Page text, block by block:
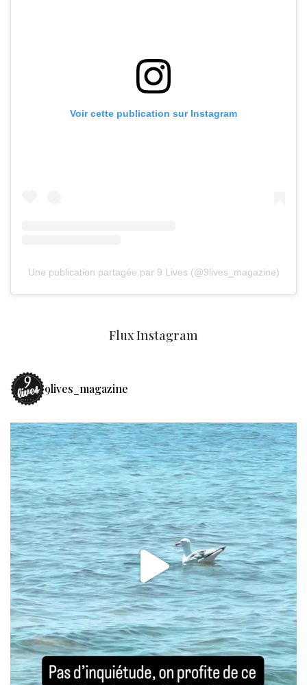
Voir cette publication sur Instagram
Une publication partagée par 9 Lives (@9lives_magazine)
Flux Instagram
9lives_magazine